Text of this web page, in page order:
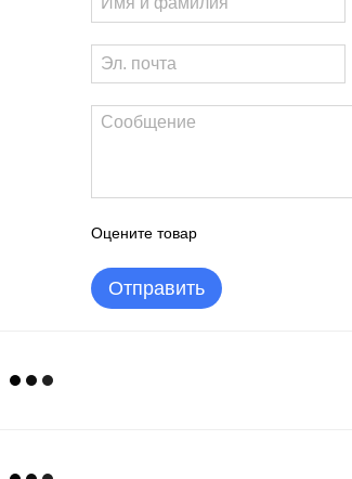
Оцените товар
Отправить